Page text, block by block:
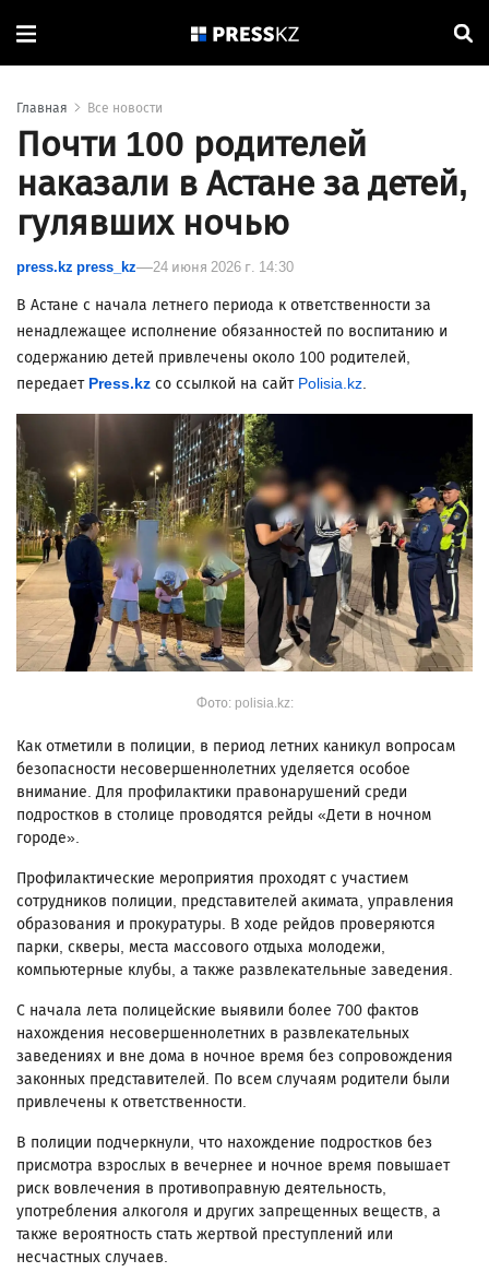
Главная Все новости
Почти 100 родителей
наказали в Астане за детей,
гулявших ночью
press.kz press_kz 24 июня 2026 г. 14:30
В Астане с начала летнего периода к ответственности за
ненадлежащее исполнение обязанностей по воспитанию и
содержанию детей привлечены около 100 родителей,
передает Press.kz со ссылкой на сайт Polisia.kz.
Фото: polisia.kz:
Как отметили в полиции, в период летних каникул вопросам
безопасности несовершеннолетних уделяется особое
внимание. Для профилактики правонарушений среди
подростков в столице проводятся рейды «Дети в ночном
городе».
Профилактические мероприятия проходят с участием
сотрудников полиции, представителей акимата, управления
образования и прокуратуры. В ходе рейдов проверяются
парки, скверы, места массового отдыха молодежи,
компьютерные клубы, а также развлекательные заведения.
С начала лета полицейские выявили более 700 фактов
нахождения несовершеннолетних в развлекательных
заведениях и вне дома в ночное время без сопровождения
законных представителей. По всем случаям родители были
привлечены к ответственности.
В полиции подчеркнули, что нахождение подростков без
присмотра взрослых в вечернее и ночное время повышает
риск вовлечения в противоправную деятельность,
употребления алкоголя и других запрещенных веществ, а
также вероятность стать жертвой преступлений или
несчастных случаев.